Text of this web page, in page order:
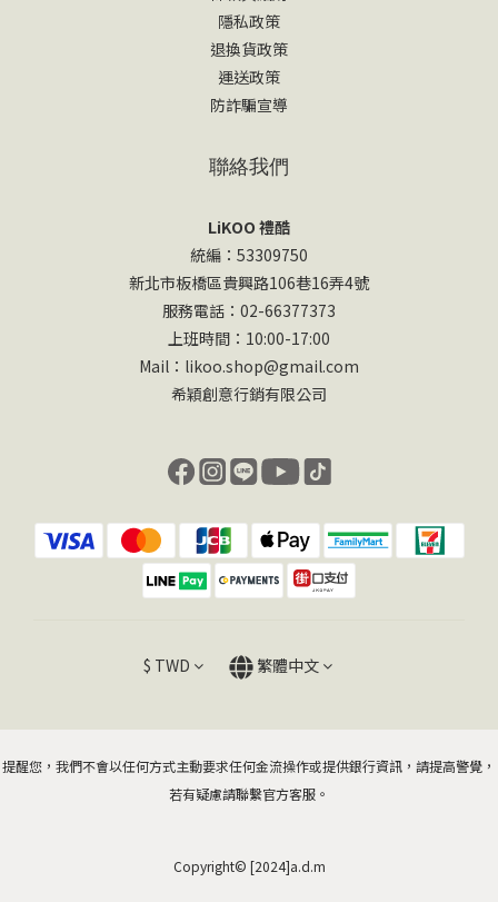
隱私政策
退換貨政策
運送政策
防詐騙宣導
聯絡我們
LiKOO 禮酷
統編：53309750
新北市板橋區貴興路106巷16弄4號
服務電話：02-66377373
上班時間：10:00-17:00
Mail：likoo.shop@gmail.com
希穎創意行銷有限公司
$ TWD 繁體中文
提醒您，我們不會以任何方式主動要求任何金流操作或提供銀行資訊，請提高警覺，
若有疑慮請聯繫官方客服。
Copyright© [2024]a.d.m